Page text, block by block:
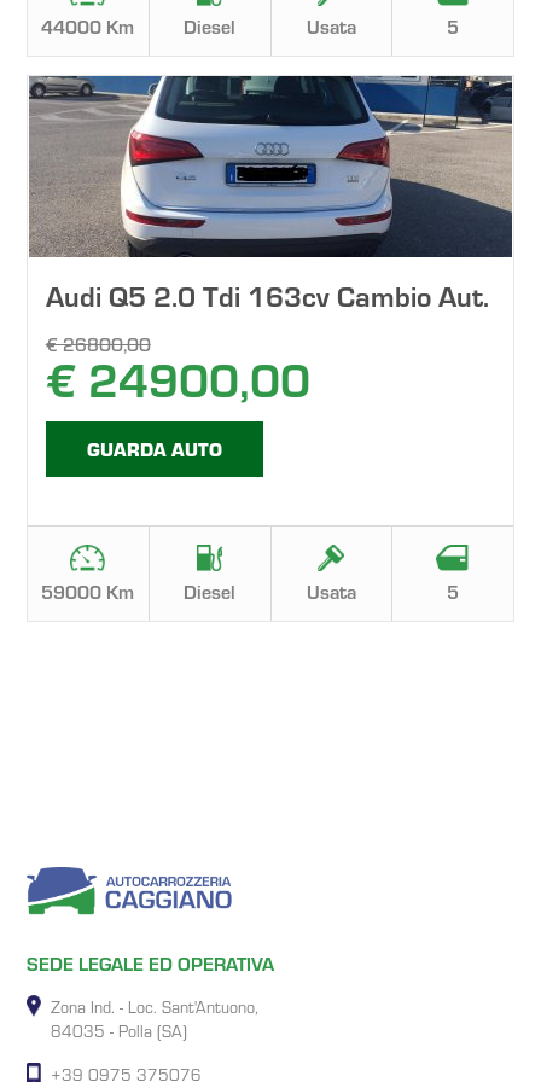
44000 Km Diesel Usata 5
Audi Q5 2.0 Tdi 163cv Cambio Aut.
€ 26800,00
€ 24900,00
GUARDA AUTO
59000 Km Diesel Usata 5
SEDE LEGALE ED OPERATIVA
Zona Ind. - Loc. Sant'Antuono,
84035 - Polla (SA)
+39 0975 375076